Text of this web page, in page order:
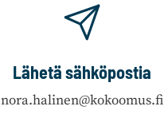
Lähetä sähköpostia
nora.halinen@kokoomus.fi